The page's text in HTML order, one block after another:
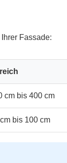
Fassade:
cm bis 400 cm
bis 100 cm